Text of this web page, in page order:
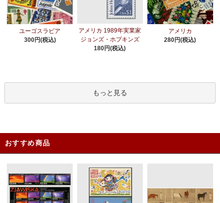
ユーゴスラビア
300円(税込)
アメリカ 1989年実業家
ジョンズ・ホプキンズ
180円(税込)
アメリカ
280円(税込)
もっと見る
おすすめ商品